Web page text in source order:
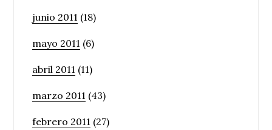
junio 2011 (18)
mayo 2011 (6)
abril 2011 (11)
marzo 2011 (43)
febrero 2011 (27)